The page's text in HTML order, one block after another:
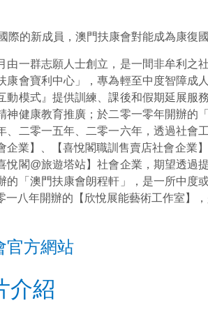
際的新成員，澳門扶康會對能成為康復
由一群志願人士創立，是一間非牟利之
康會寶利中心」，專為輕至中度智障
動模式』提供訓練、課後和假期延展服
神健康教育推廣；於二零一零年開辦
、二零一五年、二零一六年，透過社
企業】、【喜悅閣職訓售賣店社會企業
悅閣@旅遊塔站】社會企業，期望透
的「澳門扶康會朗程軒」，是一所中度
八年開辦的【欣悅展能藝術工作室】
官方網站
介紹